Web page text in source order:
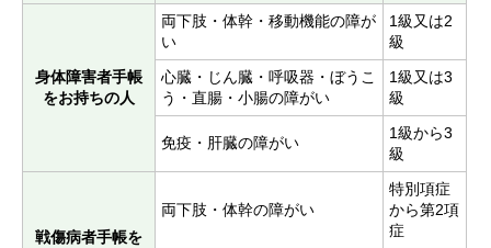
身体障害者手帳
をお持ちの人
両下肢・体幹・移動機能の障が
い
1級又は2
級
心臓・じん臓・呼吸器・ぼうこ
う・直腸・小腸の障がい
1級又は3
級
免疫・肝臓の障がい
1級から3
級
戦傷病者手帳を
両下肢・体幹の障がい
特別項症
から第2項
症